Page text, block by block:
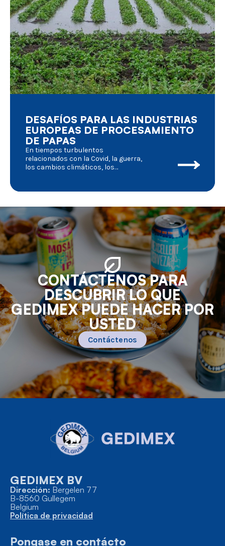
DESAFÍOS PARA LAS INDUSTRIAS
EUROPEAS DE PROCESAMIENTO
DE PAPAS
En tiempos turbulentos
relacionados con la Covid, la guerra,
los cambios climáticos, los
cotidiana, deberíamos analizar más
agricultura en general y para el
procesamiento de papas en
particular. ¿Cuál es nuestra posición
y hacia dónde vamos?
CONTÁCTENOS PARA
DESCUBRIR LO QUE
GEDIMEX PUEDE HACER POR
USTED
Contáctenos
GEDIMEX BV
Dirección: Bergelen 77
B-8560 Gullegem
Belgium
Política de privacidad
Pongase en contácto